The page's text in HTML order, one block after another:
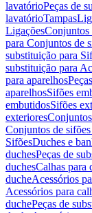
lavatórioPeças de
lavatórioTampas
LigaçõesConjuntos
para Conjuntos de
substituição para
substituição para
para aparelhos
aparelhosSifões
embutidosSifões
exteriores
Conjuntos de
SifõesDuches e
duchesPeças de
duchesCalhas para
ducheAcessórios
Acessórios para
duchePeças de